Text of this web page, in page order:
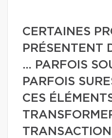
CERTAINES
PRÉSENTENT
… PARFOIS
PARFOIS
CES
TRANSACTION